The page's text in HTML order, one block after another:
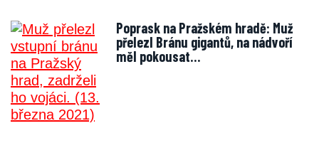
Poprask na Pražském hradě: Muž
přelezl Bránu gigantů, na nádvoří
měl pokousat…